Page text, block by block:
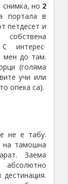
но 2
портала в
петдесет и
интерес
мен до там.
(голяма
учи или
опека са).
не е табу.
на тамошна
Заема